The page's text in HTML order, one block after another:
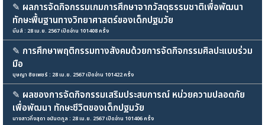
✎ ผลการจัดกิจกรรมเกมการศึกษาจากวัสดุธรรมชาติเพื่อพัฒนา
ทักษะพื้นฐานทางวิทยาศาสตร์ของเด็กปฐมวัย
บีมส์ : 28 เม.ย. 2567 เปิดอ่าน 101408 ครั้ง
✎ การศึกษาพฤติกรรมทางสังคมด้วยการจัดกิจกรรมศิลปะแบบร่วม
มือ
บุษญา ชัยเพชร์ : 28 เม.ย. 2567 เปิดอ่าน 101422 ครั้ง
✎ ผลของการจัดกิจกรรมเสริมประสบการณ์ หน่วยความปลอดภัย
เพื่อพัฒนา ทักษะชีวิตของเด็กปฐมวัย
นางสาวกิ่งสุดา อนันตกูล : 28 เม.ย. 2567 เปิดอ่าน 101406 ครั้ง